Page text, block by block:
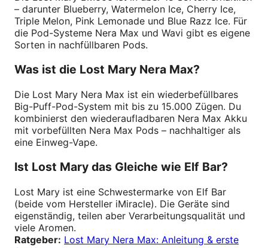
– darunter Blueberry, Watermelon Ice, Cherry Ice,
Triple Melon, Pink Lemonade und Blue Razz Ice. Für
die Pod-Systeme Nera Max und Wavi gibt es eigene
Sorten in nachfüllbaren Pods.
Was ist die Lost Mary Nera Max?
Die Lost Mary Nera Max ist ein wiederbefüllbares
Big-Puff-Pod-System mit bis zu 15.000 Zügen. Du
kombinierst den wiederaufladbaren Nera Max Akku
mit vorbefüllten Nera Max Pods – nachhaltiger als
eine Einweg-Vape.
Ist Lost Mary das Gleiche wie Elf Bar?
Lost Mary ist eine Schwestermarke von Elf Bar
(beide vom Hersteller iMiracle). Die Geräte sind
eigenständig, teilen aber Verarbeitungsqualität und
viele Aromen.
Ratgeber: Lost Mary Nera Max: Anleitung & erste